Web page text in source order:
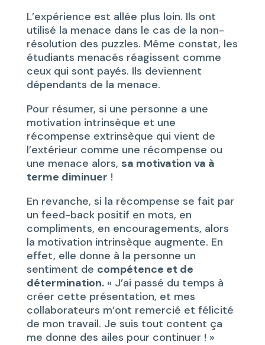
L’expérience est allée plus loin. Ils ont
utilisé la menace dans le cas de la non-
résolution des puzzles. Même constat, les
étudiants menacés réagissent comme
ceux qui sont payés. Ils deviennent
dépendants de la menace.
Pour résumer, si une personne a une
motivation intrinsèque et une
récompense extrinsèque qui vient de
l’extérieur comme une récompense ou
une menace alors, sa motivation va à
terme diminuer !
En revanche, si la récompense se fait par
un feed-back positif en mots, en
compliments, en encouragements, alors
la motivation intrinsèque augmente. En
effet, elle donne à la personne un
sentiment de compétence et de
détermination.« J’ai passé du temps à
créer cette présentation, et mes
collaborateurs m’ont remercié et félicité
de mon travail. Je suis tout content ça
me donne des ailes pour continuer ! »